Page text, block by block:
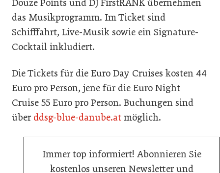
Douze Points und DJ FirstRANK übernehmen
das Musikprogramm. Im Ticket sind
Schifffahrt, Live-Musik sowie ein Signature-
Cocktail inkludiert.
Die Tickets für die Euro Day Cruises kosten 44
Euro pro Person, jene für die Euro Night
Cruise 55 Euro pro Person. Buchungen sind
über ddsg-blue-danube.at möglich.
Immer top informiert! Abonnieren Sie
kostenlos unseren Newsletter und